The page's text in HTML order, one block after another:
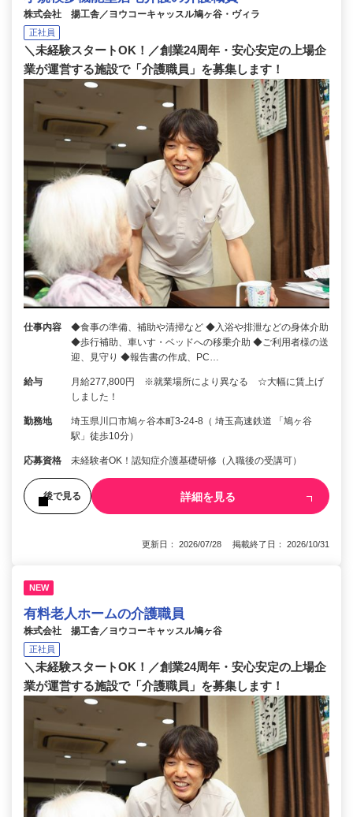
株式会社 揚工舎／ヨウコーキャッスル鳩ヶ谷・ヴィラ
正社員
＼未経験スタートOK！／創業24周年・安心安定の上場企
業が運営する施設で「介護職員」を募集します！
仕事内容
◆食事の準備、補助や清掃など ◆入浴や排泄などの身体介助
◆歩行補助、車いす・ベッドへの移乗介助 ◆ご利用者様の送
迎、見守り ◆報告書の作成、PC…
給与
月給277,800円 ※就業場所により異なる ☆大幅に賃上げ
しました！
勤務地
埼玉県川口市鳩ヶ谷本町3-24-8（ 埼玉高速鉄道 「鳩ヶ谷
駅」徒歩10分）
応募資格 未経験者OK！認知症介護基礎研修（入職後の受講可）
後で見る 詳細を見る
更新日： 2026/07/28 掲載終了日： 2026/10/31
NEW
有料老人ホームの介護職員
株式会社 揚工舎／ヨウコーキャッスル鳩ヶ谷
正社員
＼未経験スタートOK！／創業24周年・安心安定の上場企
業が運営する施設で「介護職員」を募集します！